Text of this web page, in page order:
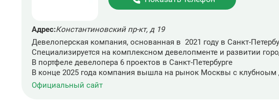
Адрес:Константиновский пр-кт, д 19
Девелоперская компания, основанная в 2021 году в Санкт-
Специализируется на комплексном девелопменте и развитии
В портфеле девелопера 6 проектов в Санкт-Петербурге
В конце 2025 года компания вышла на рынок Москвы с клубноым
Официальный сайт